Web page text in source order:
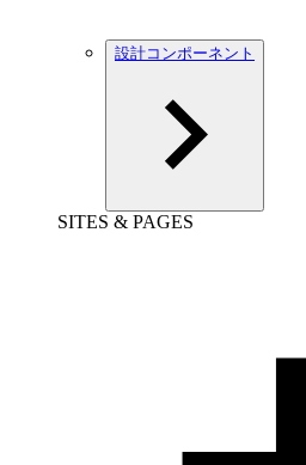
設計コンポーネント
SITES & PAGES